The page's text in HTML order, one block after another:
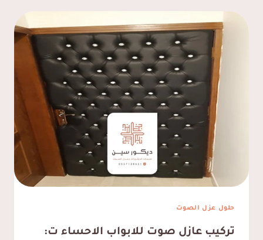
ت:
0537128631
تشطيب
الخبر
حلول عزل الصوت
تركيب عازل صوت للابواب الاحساء ت: